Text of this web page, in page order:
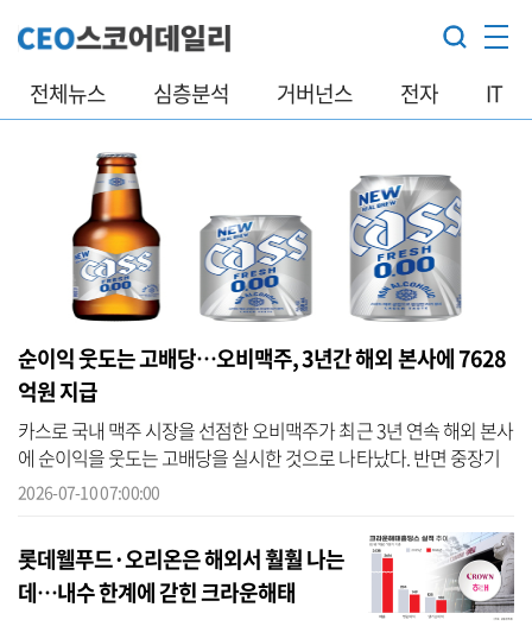
전체뉴스 심층분석 거버넌스 전자 IT
순이익 웃도는 고배당…오비맥주, 3년간 해외 본사에 7628
억원 지급
카스로 국내 맥주 시장을 선점한 오비맥주가 최근 3년 연속 해외 본사
에 순이익을 웃도는 고배당을 실시한 것으로 나타났다. 반면 중장기
성장 동력으로 꼽히는 국내 시설·설비 투자는 줄였다. 국내에서 벌어
2026-07-10 07:00:00
롯데웰푸드·오리온은 해외서 훨훨 나는
데…내수 한계에 갇힌 크라운해태